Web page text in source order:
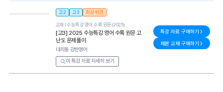
고2 고3 최상위권
교재 l수능특강 영어 수록 원문(2025)
[고3] 2025 수능특강 영어 수록 원문 고
난도 문제풀이
대치동 강한영어
이 특강 자료 자세히 보기
특강 자료 구매하기
제본 교재 구매하기